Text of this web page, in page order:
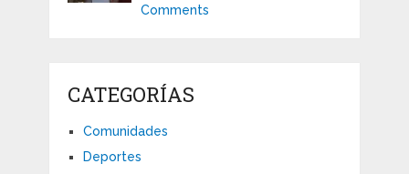
Comments
CATEGORÍAS
Comunidades
Deportes